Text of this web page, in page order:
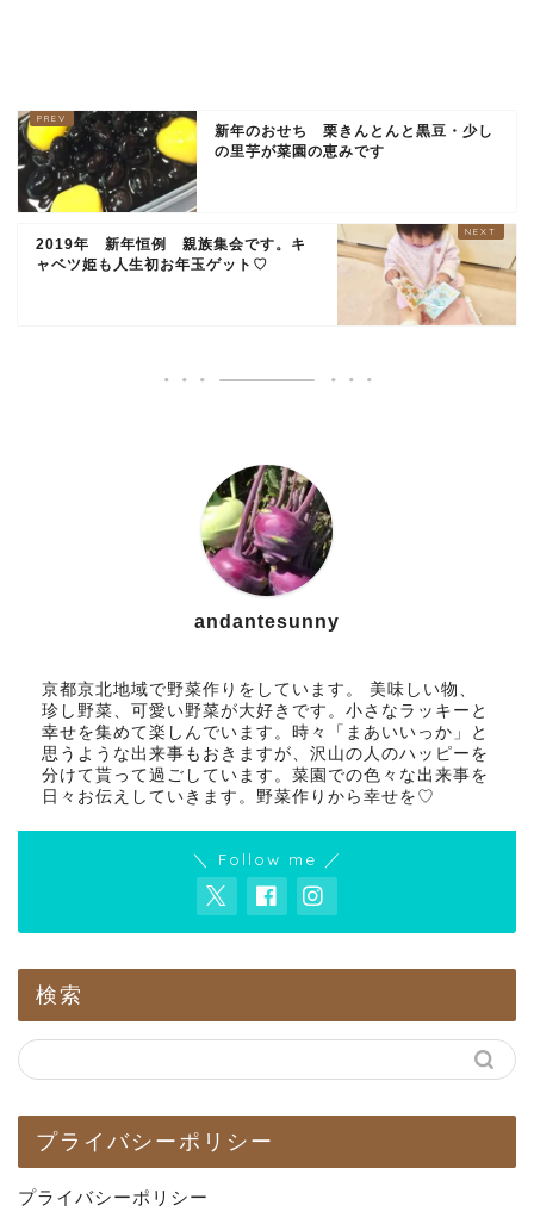
新年のおせち 栗きんとんと黒豆・少し
の里芋が菜園の恵みです
2019年 新年恒例 親族集会です。キ
ャベツ姫も人生初お年玉ゲット♡
andantesunny
京都京北地域で野菜作りをしています。 美味しい物、
珍し野菜、可愛い野菜が大好きです。小さなラッキーと
幸せを集めて楽しんでいます。時々「まあいいっか」と
思うような出来事もおきますが、沢山の人のハッピーを
分けて貰って過ごしています。菜園での色々な出来事を
日々お伝えしていきます。野菜作りから幸せを♡
＼ Follow me ／
検索
プライバシーポリシー
プライバシーポリシー